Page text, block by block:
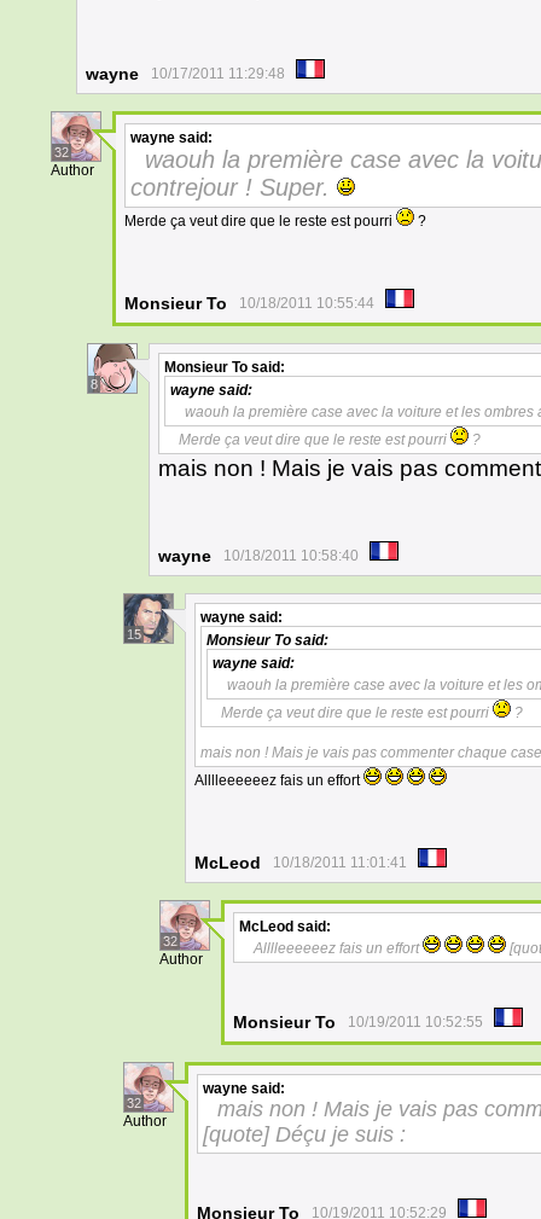
wayne 10/17/2011 11:29:48
32
Author
wayne said:
waouh la première case avec la
contrejour ! Super.
Merde ça veut dire que le reste est pourri ?
Monsieur To 10/18/2011 10:55:44
8
Monsieur To said:
wayne said:
waouh la première case avec la voiture et les
Merde ça veut dire que le reste est pourri
?
mais non ! Mais je vais pas
wayne 10/18/2011 10:58:40
15
wayne said:
Monsieur To said:
wayne said:
waouh la première case avec la voiture et les
Merde ça veut dire que le reste est pourri
?
mais non ! Mais je vais pas commenter chaque
Alllleeeeeez fais un effort
McLeod 10/18/2011 11:01:41
32
Author
McLeod said:
Alllleeeeeez fais un effort
[
Monsieur To 10/19/2011 10:52:55
32
Author
wayne said:
mais non ! Mais je vais pas
[quote] Déçu je suis :
Monsieur To 10/19/2011 10:52:29